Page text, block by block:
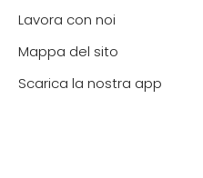
Lavora con noi
Mappa del sito
Scarica la nostra app